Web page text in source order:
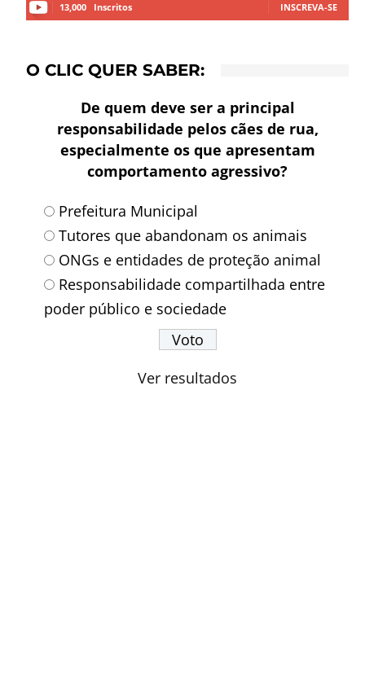
13,000 Inscritos INSCREVA-SE
O CLIC QUER SABER:
De quem deve ser a principal
responsabilidade pelos cães de rua,
especialmente os que apresentam
comportamento agressivo?
Prefeitura Municipal
Tutores que abandonam os animais
ONGs e entidades de proteção animal
Responsabilidade compartilhada entre
poder público e sociedade
Ver resultados